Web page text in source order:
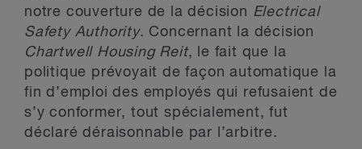
notre couverture de la décision Electrical
Safety Authority. Concernant la décision
Chartwell Housing Reit, le fait que la
politique prévoyait de façon automatique la
fin d’emploi des employés qui refusaient de
s’y conformer, tout spécialement, fut
déclaré déraisonnable par l’arbitre.